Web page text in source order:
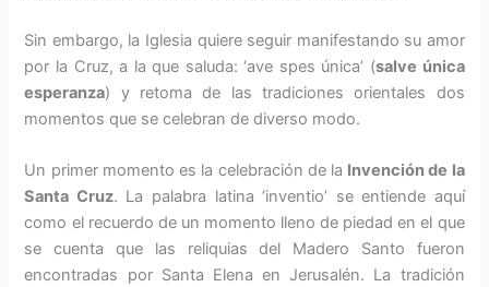
Sin embargo, la Iglesia quiere seguir manifestando su amor
por la Cruz, a la que saluda: ‘ave spes única’ (sal­ve única
esperanza) y retoma de las tradiciones orientales dos
momentos que se celebran de diverso modo.
Un primer momento es la celebra­ción de la Invención de la
Santa Cruz. La palabra latina ‘inventio’ se entiende aquí
como el recuerdo de un momento lleno de piedad en el que
se cuenta que las reliquias del Madero Santo fueron
encontra­das por Santa Elena en Jerusalén. La tradición